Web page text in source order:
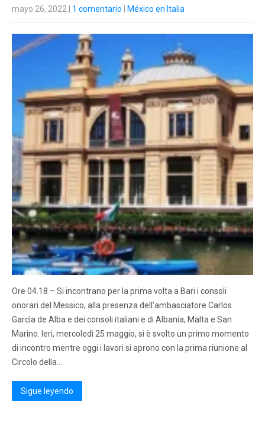
mayo 26, 2022 1 comentario México en Italia
Ore 04.18 – Si incontrano per la prima volta a Bari i consoli
onorari del Messico, alla presenza dell’ambasciatore Carlos
Garcìa de Alba e dei consoli italiani e di Albania, Malta e San
Marino. Ieri, mercoledì 25 maggio, si è svolto un primo momento
di incontro mentre oggi i lavori si aprono con la prima riunione al
Circolo della…
Sigue leyendo